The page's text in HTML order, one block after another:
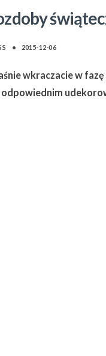
• 2015-12-06
wkraczacie w